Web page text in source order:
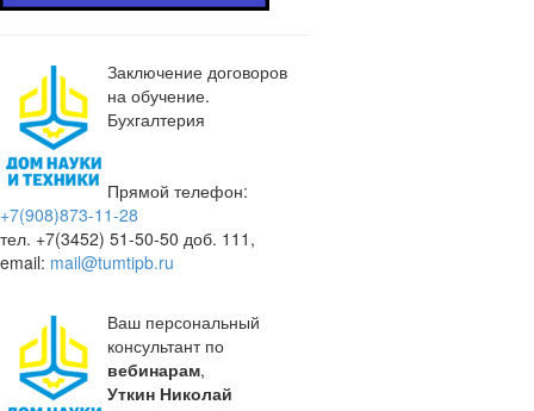
Заключение договоров
на обучение.
Бухгалтерия
Прямой телефон:
+7(908)873-11-28
тел. +7(3452) 51-50-50 доб. 111,
email: mail@tumtipb.ru
Ваш персональный
консультант по
вебинарам,
Уткин Николай